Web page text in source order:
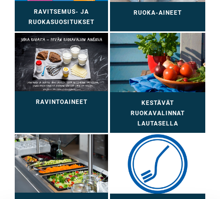
RAVITSEMUS- JA
RUOKASUOSITUKSET
RUOKA-AINEET
RAVINTOAINEET
KESTÄVÄT
RUOKAVALINNAT
LAUTASELLA